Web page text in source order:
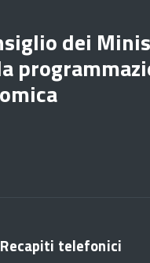
dei
Recapiti telefonici